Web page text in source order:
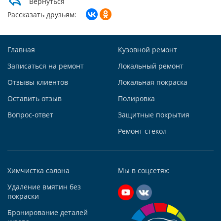
121059, г. Москва, ул. Киевская, д. 14, стр. 3
+7 (495) 927-56-51
Telegram
Заказать звонок
Построить маршрут
Рассказать друзьям:
Главная
Записаться на ремонт
Отзывы клиентов
Оставить отзыв
Вопрос-ответ
Кузовной ремонт
Локальный ремонт
Локальная покраска
Полировка
Защитные покрытия
Ремонт стекол
Химчистка салона
Удаление вмятин без
покраски
Бронирование деталей
Мы в соцсетях: